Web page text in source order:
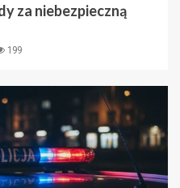
za niebezpieczną
199